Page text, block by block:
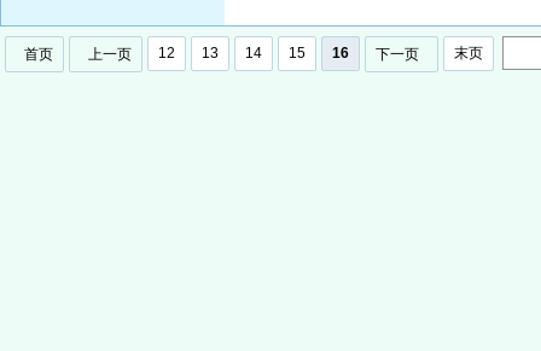
首页 上一页 12 13 14 15 16 下一页 末页